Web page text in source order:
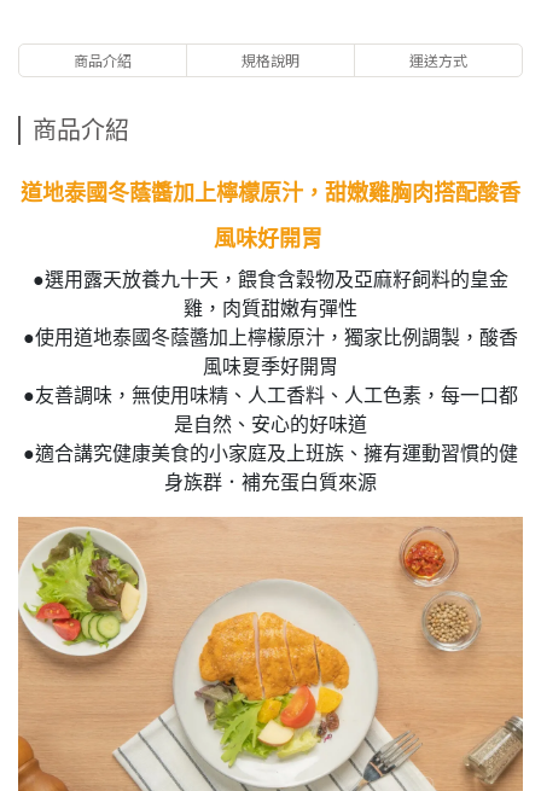
商品介紹 規格說明 運送方式
商品介紹
道地泰國冬蔭醬加上檸檬原汁，甜嫩雞胸肉搭配酸香
風味好開胃
●選用露天放養九十天，餵食含穀物及亞麻籽飼料的皇金
雞，肉質甜嫩有彈性
●使用道地泰國冬蔭醬加上檸檬原汁，獨家比例調製，酸香
風味夏季好開胃
●友善調味，無使用味精、人工香料、人工色素，每一口都
是自然、安心的好味道
●適合講究健康美食的小家庭及上班族、擁有運動習慣的健
身族群．補充蛋白質來源